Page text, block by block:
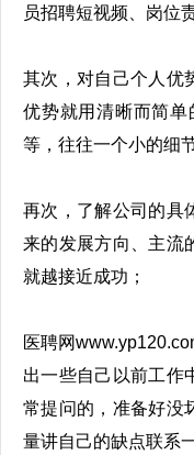
员招聘短视频 、岗位
其次，对自己个人优
优势就用清晰而简
等，往往一个小的细
再次，了解公司的具
来的发展方向、主流
就越接近成功；
医聘网
出一些自己以前工作
常提问的，准备好没
量讲自己的缺点联系